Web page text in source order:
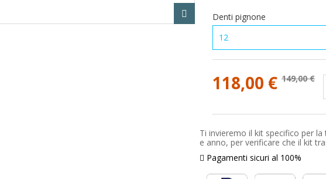
Denti pignone
12
118,00 € 149,00 €
Ti invieremo il kit specifico per
e anno, per verificare che il kit
Pagamenti sicuri al 100%